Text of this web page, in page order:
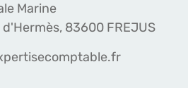
Marine
83600 FREJUS